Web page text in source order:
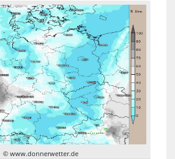
© www.donnerwetter.de